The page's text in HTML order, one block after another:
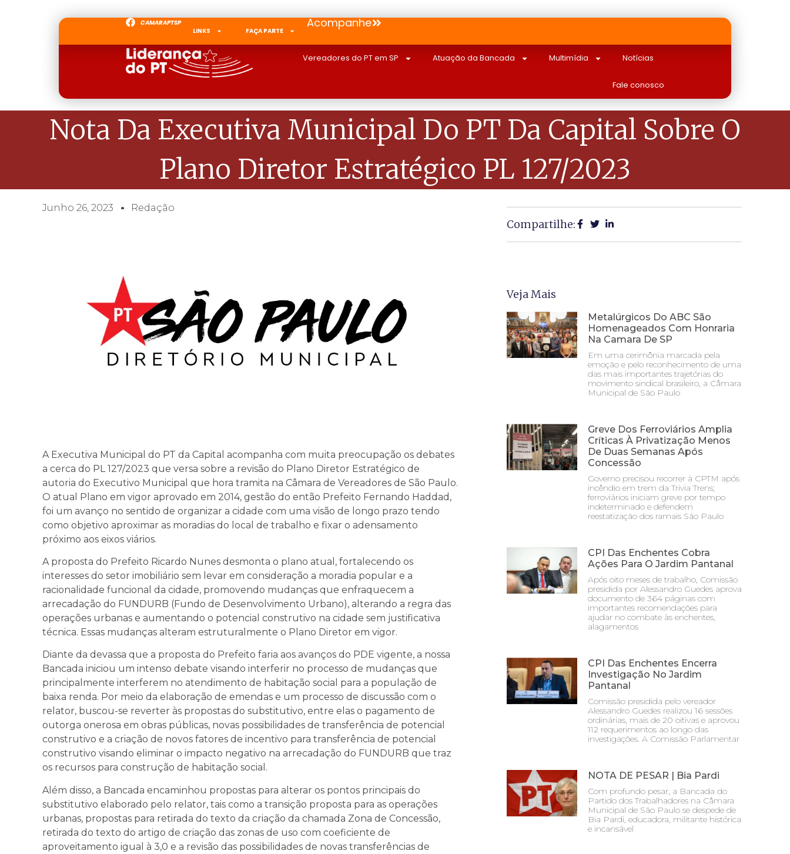
CAMARAPTSP
LINKS
FAÇA PARTE
Acompanhe
Vereadores do PT em SP Atuação da Bancada Multimídia Notícias
Fale conosco
Nota Da Executiva Municipal Do PT Da Capital Sobre O
Plano Diretor Estratégico PL 127/2023
Junho 26, 2023 Redação
A Executiva Municipal do PT da Capital acompanha com muita preocupação os debates
a cerca do PL 127/2023 que versa sobre a revisão do Plano Diretor Estratégico de
autoria do Executivo Municipal que hora tramita na Câmara de Vereadores de São Paulo.
O atual Plano em vigor aprovado em 2014, gestão do então Prefeito Fernando Haddad,
foi um avanço no sentido de organizar a cidade com uma visão de longo prazo tendo
como objetivo aproximar as moradias do local de trabalho e fixar o adensamento
próximo aos eixos viários.
A proposta do Prefeito Ricardo Nunes desmonta o plano atual, fortalecendo os
interesses do setor imobiliário sem levar em consideração a moradia popular e a
racionalidade funcional da cidade, promovendo mudanças que enfraquecem a
arrecadação do FUNDURB (Fundo de Desenvolvimento Urbano), alterando a regra das
operações urbanas e aumentando o potencial construtivo na cidade sem justificativa
técnica. Essas mudanças alteram estruturalmente o Plano Diretor em vigor.
Diante da devassa que a proposta do Prefeito faria aos avanços do PDE vigente, a nossa
Bancada iniciou um intenso debate visando interferir no processo de mudanças que
principalmente interferem no atendimento de habitação social para a população de
baixa renda. Por meio da elaboração de emendas e um processo de discussão com o
relator, buscou-se reverter às propostas do substitutivo, entre elas o pagamento de
outorga onerosa em obras públicas, novas possibilidades de transferência de potencial
construtivo e a criação de novos fatores de incentivo para transferência de potencial
construtivo visando eliminar o impacto negativo na arrecadação do FUNDURB que traz
os recursos para construção de habitação social.
Além disso, a Bancada encaminhou propostas para alterar os pontos principais do
substitutivo elaborado pelo relator, tais como a transição proposta para as operações
urbanas, propostas para retirada do texto da criação da chamada Zona de Concessão,
retirada do texto do artigo de criação das zonas de uso com coeficiente de
aproveitamento igual à 3,0 e a revisão das possibilidades de novas transferências de
Compartilhe:
Veja Mais
Metalúrgicos Do ABC São
Homenageados Com Honraria
Na Camara De SP
Em uma cerimônia marcada pela
emoção e pelo reconhecimento de uma
das mais importantes trajetórias do
movimento sindical brasileiro, a Câmara
Municipal de São Paulo
Greve Dos Ferroviários Amplia
Críticas À Privatização Menos
De Duas Semanas Após
Concessão
Governo precisou recorrer à CPTM após
incêndio em trem da Trivia Trens;
ferroviários iniciam greve por tempo
indeterminado e defendem
reestatização dos ramais São Paulo
CPI Das Enchentes Cobra
Ações Para O Jardim Pantanal
Após oito meses de trabalho, Comissão
presidida por Alessandro Guedes aprova
documento de 364 páginas com
importantes recomendações para
ajudar no combate às enchentes,
alagamentos
CPI Das Enchentes Encerra
Investigação No Jardim
Pantanal
Comissão presidida pelo vereador
Alessandro Guedes realizou 16 sessões
ordinárias, mais de 20 oitivas e aprovou
112 requerimentos ao longo das
investigações. A Comissão Parlamentar
NOTA DE PESAR | Bia Pardi
Com profundo pesar, a Bancada do
Partido dos Trabalhadores na Câmara
Municipal de São Paulo se despede de
Bia Pardi, educadora, militante histórica
e incansável